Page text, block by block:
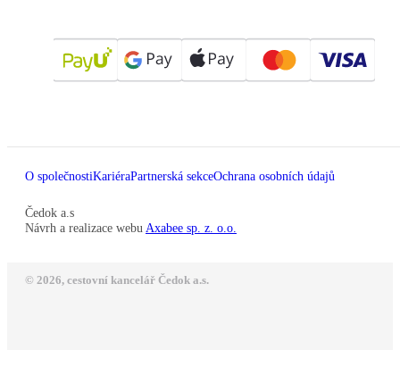
O společnostiKariéraPartnerská sekceOchrana osobních údajů
Čedok a.s
Návrh a realizace webu Axabee sp. z. o.o.
© 2026, cestovní kancelář Čedok a.s.